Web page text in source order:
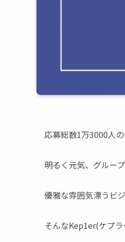
応募総数1万3000人
明るく元気、グルー
優雅な雰囲気漂うビ
そんなKep1er(ケプ